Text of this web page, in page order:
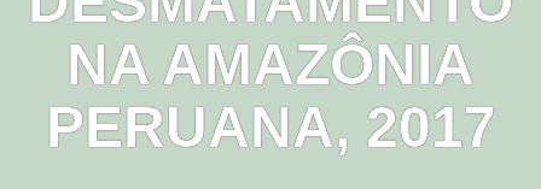
NA AMAZÔNIA
PERUANA, 2017